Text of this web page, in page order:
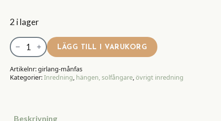
2 i lager
Girlang
Månfas
mängd
LÄGG TILL I VARUKORG
Artikelnr:girlang-månfas
Kategorier:Inredning, hängen, solfångare,övrigt inredning
Beskrivning